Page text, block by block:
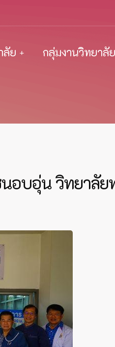
ลัย กลุ่มงานวิทยาลัย
บอุ่น วิทยาลัย